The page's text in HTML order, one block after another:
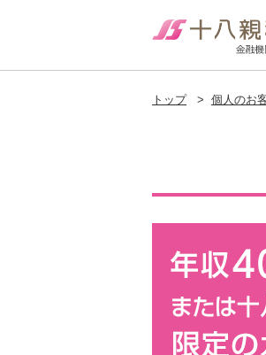
トップ > 個人のお